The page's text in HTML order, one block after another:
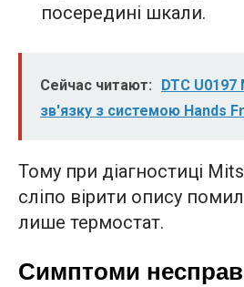
посередині шкали.
Сейчас читают:
DTC
зв'язку з системою Hands
Тому при діагностиці
сліпо вірити опису
лише термостат.
Симптоми